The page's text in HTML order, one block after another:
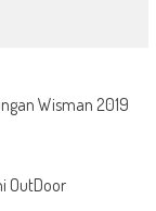
Wisman 2019
OutDoor